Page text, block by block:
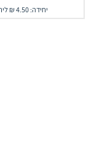
יחידה: 4.50 ₪ ליחידה